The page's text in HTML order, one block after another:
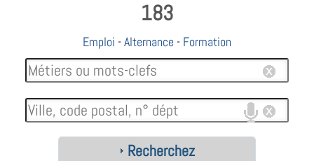
183
Emploi -Alternance - Formation
Recherchez